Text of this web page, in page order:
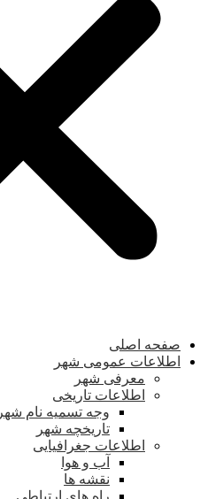
صفحه اصلی
اطلاعات عمومی شهر
معرفی شهر
اطلاعات تاریخی
وجه تسمیه نام شهر
تاریخچه شهر
اطلاعات جغرافیایی
آب و هوا
نقشه ها
راه های ارتباطی